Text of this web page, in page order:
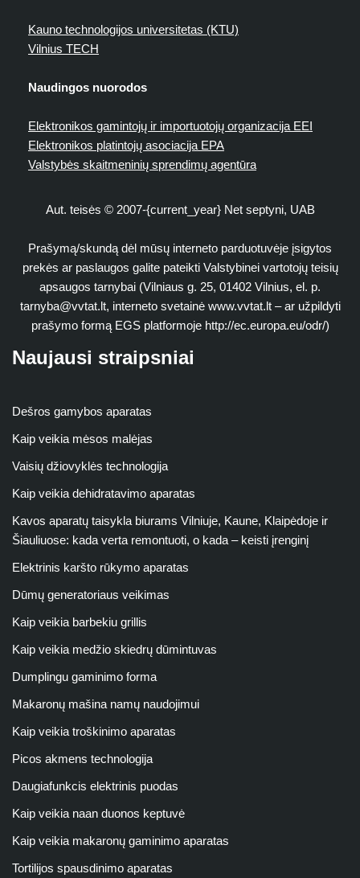
Kauno technologijos universitetas (KTU)
Vilnius TECH
Naudingos nuorodos
Elektronikos gamintojų ir importuotojų organizacija EEI
Elektronikos platintojų asociacija EPA
Valstybės skaitmeninių sprendimų agentūra
Aut. teisės © 2007-{current_year} Net septyni, UAB
Prašymą/skundą dėl mūsų interneto parduotuvėje įsigytos
prekės ar paslaugos galite pateikti Valstybinei vartotojų teisių
apsaugos tarnybai (Vilniaus g. 25, 01402 Vilnius, el. p.
tarnyba@vvtat.lt, interneto svetainė www.vvtat.lt – ar užpildyti
prašymo formą EGS platformoje http://ec.europa.eu/odr/)
Naujausi straipsniai
Dešros gamybos aparatas
Kaip veikia mėsos malėjas
Vaisių džiovyklės technologija
Kaip veikia dehidratavimo aparatas
Kavos aparatų taisykla biurams Vilniuje, Kaune, Klaipėdoje ir
Šiauliuose: kada verta remontuoti, o kada – keisti įrenginį
Elektrinis karšto rūkymo aparatas
Dūmų generatoriaus veikimas
Kaip veikia barbekiu grillis
Kaip veikia medžio skiedrų dūmintuvas
Dumplingu gaminimo forma
Makaronų mašina namų naudojimui
Kaip veikia troškinimo aparatas
Picos akmens technologija
Daugiafunkcis elektrinis puodas
Kaip veikia naan duonos keptuvė
Kaip veikia makaronų gaminimo aparatas
Tortilijos spausdinimo aparatas